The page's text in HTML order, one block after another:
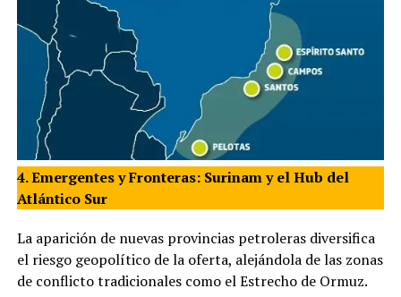
4. Emergentes y Fronteras: Surinam y el Hub del
Atlántico Sur
La aparición de nuevas provincias petroleras diversifica
el riesgo geopolítico de la oferta, alejándola de las zonas
de conflicto tradicionales como el Estrecho de Ormuz.